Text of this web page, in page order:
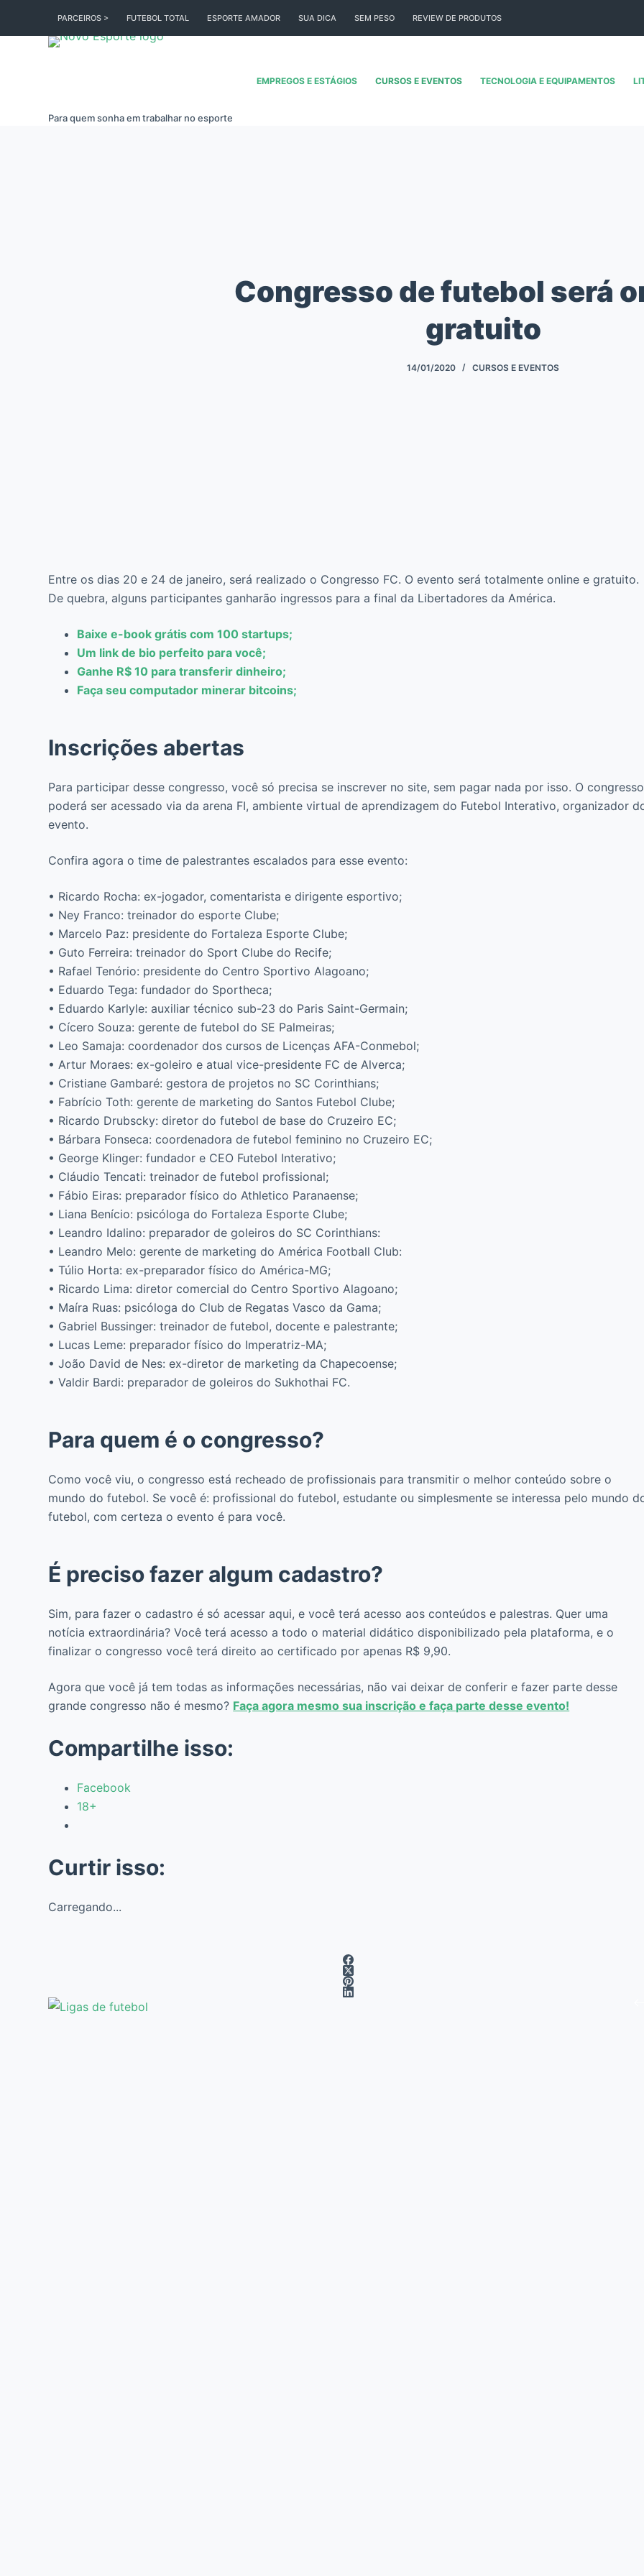
PARCEIROS > FUTEBOL TOTAL ESPORTE AMADOR SUA DICA SEM PESO REVIEW DE PRODUTOS
Para quem sonha em trabalhar no esporte
EMPREGOS E ESTÁGIOS CURSOS E EVENTOS TECNOLOGIA E EQUIPAMENTOS
Congresso de futebol será
gratuito
14/01/2020 CURSOS E EVENTOS
Entre os dias 20 e 24 de janeiro, será realizado o Congresso FC. O evento será totalmente online e gratuito.
De quebra, alguns participantes ganharão ingressos para a final da Libertadores da América.
Baixe e-book grátis com 100 startups;
Um link de bio perfeito para você;
Ganhe R$ 10 para transferir dinheiro;
Faça seu computador minerar bitcoins;
Inscrições abertas
Para participar desse congresso, você só precisa se inscrever no site, sem pagar nada por isso. O congresso
poderá ser acessado via da arena FI, ambiente virtual de aprendizagem do Futebol Interativo, organizador
evento.
Confira agora o time de palestrantes escalados para esse evento:
• Ricardo Rocha: ex-jogador, comentarista e dirigente esportivo;
• Ney Franco: treinador do esporte Clube;
• Marcelo Paz: presidente do Fortaleza Esporte Clube;
• Guto Ferreira: treinador do Sport Clube do Recife;
• Rafael Tenório: presidente do Centro Sportivo Alagoano;
• Eduardo Tega: fundador do Sportheca;
• Eduardo Karlyle: auxiliar técnico sub-23 do Paris Saint-Germain;
• Cícero Souza: gerente de futebol do SE Palmeiras;
• Leo Samaja: coordenador dos cursos de Licenças AFA-Conmebol;
• Artur Moraes: ex-goleiro e atual vice-presidente FC de Alverca;
• Cristiane Gambaré: gestora de projetos no SC Corinthians;
• Fabrício Toth: gerente de marketing do Santos Futebol Clube;
• Ricardo Drubscky: diretor do futebol de base do Cruzeiro EC;
• Bárbara Fonseca: coordenadora de futebol feminino no Cruzeiro EC;
• George Klinger: fundador e CEO Futebol Interativo;
• Cláudio Tencati: treinador de futebol profissional;
• Fábio Eiras: preparador físico do Athletico Paranaense;
• Liana Benício: psicóloga do Fortaleza Esporte Clube;
• Leandro Idalino: preparador de goleiros do SC Corinthians:
• Leandro Melo: gerente de marketing do América Football Club:
• Túlio Horta: ex-preparador físico do América-MG;
• Ricardo Lima: diretor comercial do Centro Sportivo Alagoano;
• Maíra Ruas: psicóloga do Club de Regatas Vasco da Gama;
• Gabriel Bussinger: treinador de futebol, docente e palestrante;
• Lucas Leme: preparador físico do Imperatriz-MA;
• João David de Nes: ex-diretor de marketing da Chapecoense;
• Valdir Bardi: preparador de goleiros do Sukhothai FC.
Para quem é o congresso?
Como você viu, o congresso está recheado de profissionais para transmitir o melhor conteúdo sobre o
mundo do futebol. Se você é: profissional do futebol, estudante ou simplesmente se interessa pelo mundo
futebol, com certeza o evento é para você.
É preciso fazer algum cadastro?
Sim, para fazer o cadastro é só acessar aqui, e você terá acesso aos conteúdos e palestras. Quer uma
notícia extraordinária? Você terá acesso a todo o material didático disponibilizado pela plataforma, e o
finalizar o congresso você terá direito ao certificado por apenas R$ 9,90.
Agora que você já tem todas as informações necessárias, não vai deixar de conferir e fazer parte desse
grande congresso não é mesmo? Faça agora mesmo sua inscrição e faça parte desse evento!
Compartilhe isso:
Facebook
18+
Curtir isso:
Carregando...